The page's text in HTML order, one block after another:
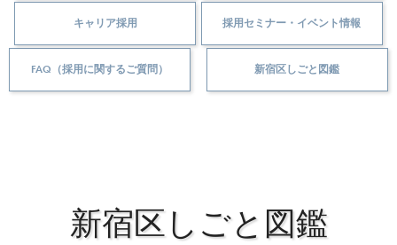
キャリア採用 採用セミナー・イベント情報
FAQ（採用に関するご質問） 新宿区しごと図鑑
新宿区しごと図鑑